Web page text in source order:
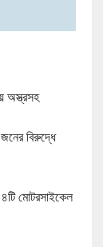
অস্ত্রসহ
বিরুদ্ধে
মোটরসাইকেল